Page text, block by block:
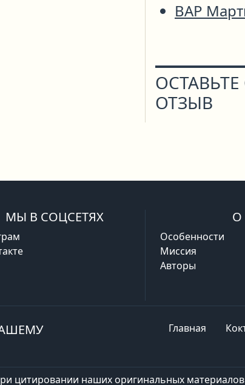
ВАР
ОТЗЫВ
МЫ В СОЦСЕТЯХ О
Особенности
Миссия
Авторы
Главная
цитировании наших оригинальных